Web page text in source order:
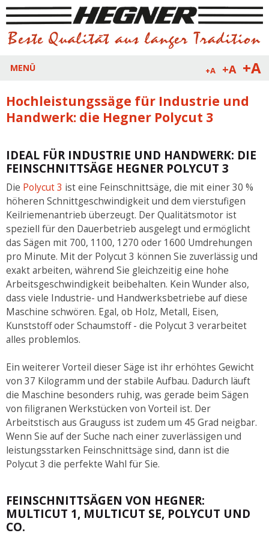
+A +A +A
MENÜ
Hochleistungssäge für Industrie und
Handwerk: die Hegner Polycut 3
IDEAL FÜR INDUSTRIE UND HANDWERK: DIE
FEINSCHNITTSÄGE HEGNER POLYCUT 3
Die Polycut 3 ist eine Feinschnittsäge, die mit einer 30 %
höheren Schnittgeschwindigkeit und dem vierstufigen
Keilriemenantrieb überzeugt. Der Qualitätsmotor ist
speziell für den Dauerbetrieb ausgelegt und ermöglicht
das Sägen mit 700, 1100, 1270 oder 1600 Umdrehungen
pro Minute. Mit der Polycut 3 können Sie zuverlässig und
exakt arbeiten, während Sie gleichzeitig eine hohe
Arbeitsgeschwindigkeit beibehalten. Kein Wunder also,
dass viele Industrie- und Handwerksbetriebe auf diese
Maschine schwören. Egal, ob Holz, Metall, Eisen,
Kunststoff oder Schaumstoff - die Polycut 3 verarbeitet
alles problemlos.
Ein weiterer Vorteil dieser Säge ist ihr erhöhtes Gewicht
von 37 Kilogramm und der stabile Aufbau. Dadurch läuft
die Maschine besonders ruhig, was gerade beim Sägen
von filigranen Werkstücken von Vorteil ist. Der
Arbeitstisch aus Grauguss ist zudem um 45 Grad neigbar.
Wenn Sie auf der Suche nach einer zuverlässigen und
leistungsstarken Feinschnittsäge sind, dann ist die
Polycut 3 die perfekte Wahl für Sie.
FEINSCHNITTSÄGEN VON HEGNER:
MULTICUT 1, MULTICUT SE, POLYCUT UND
CO.